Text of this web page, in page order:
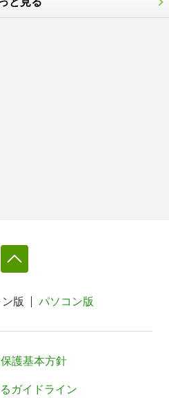
版 パソコン版
護基本方針
ガイドライン